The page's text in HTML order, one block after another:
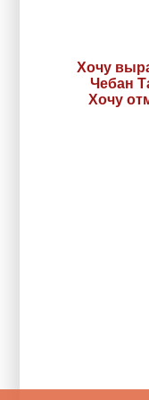
Хочу
Чебан
Хочу